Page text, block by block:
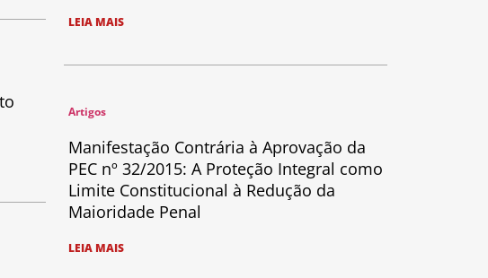
LEIA MAIS
Artigos
Manifestação Contrária à Aprovação da
PEC nº 32/2015: A Proteção Integral como
Limite Constitucional à Redução da
Maioridade Penal
LEIA MAIS